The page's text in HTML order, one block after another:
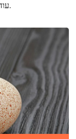
עודף משקל, הדיאטה לא כוללת שימוש בחלמון ביצה.